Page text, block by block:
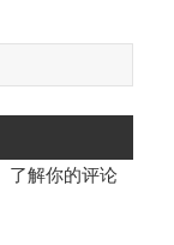
了解你的评论